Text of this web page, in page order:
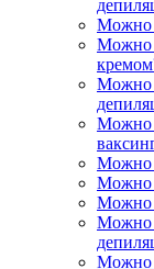
Можно
Можно
Можно
Можно
Можно
Можно
Можно
Можно
Можно